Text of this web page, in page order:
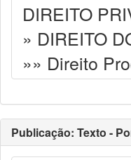
DIREITO
» DIREITO
»» Direito
Publicação: Texto -